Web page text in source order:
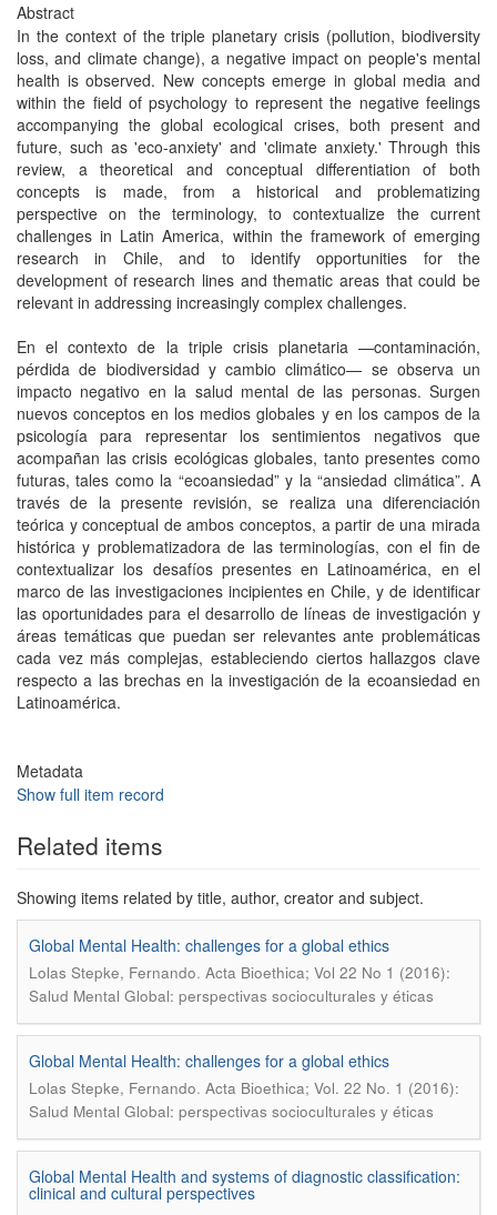
Abstract
In the context of the triple planetary crisis (pollution, biodiversity
loss, and climate change), a negative impact on people's mental
health is observed. New concepts emerge in global media and
within the field of psychology to represent the negative feelings
accompanying the global ecological crises, both present and
future, such as 'eco-anxiety' and 'climate anxiety.' Through this
review, a theoretical and conceptual differentiation of both
concepts is made, from a historical and problematizing
perspective on the terminology, to contextualize the current
challenges in Latin America, within the framework of emerging
research in Chile, and to identify opportunities for the
development of research lines and thematic areas that could be
relevant in addressing increasingly complex challenges.
En el contexto de la triple crisis planetaria —contaminación,
pérdida de biodiversidad y cambio climático— se observa un
impacto negativo en la salud mental de las personas. Surgen
nuevos conceptos en los medios globales y en los campos de la
psicología para representar los sentimientos negativos que
acompañan las crisis ecológicas globales, tanto presentes como
futuras, tales como la “ecoansiedad” y la “ansiedad climática”. A
través de la presente revisión, se realiza una diferenciación
teórica y conceptual de ambos conceptos, a partir de una mirada
histórica y problematizadora de las terminologías, con el fin de
contextualizar los desafíos presentes en Latinoamérica, en el
marco de las investigaciones incipientes en Chile, y de identificar
las oportunidades para el desarrollo de líneas de investigación y
áreas temáticas que puedan ser relevantes ante problemáticas
cada vez más complejas, estableciendo ciertos hallazgos clave
respecto a las brechas en la investigación de la ecoansiedad en
Latinoamérica.
Metadata
Show full item record
Related items
Showing items related by title, author, creator and subject.
Global Mental Health: challenges for a global ethics
Lolas Stepke, Fernando. Acta Bioethica; Vol 22 No 1 (2016):
Salud Mental Global: perspectivas socioculturales y éticas
Global Mental Health: challenges for a global ethics
Lolas Stepke, Fernando. Acta Bioethica; Vol. 22 No. 1 (2016):
Salud Mental Global: perspectivas socioculturales y éticas
Global Mental Health and systems of diagnostic classification:
clinical and cultural perspectives